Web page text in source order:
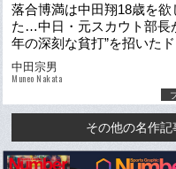
落合博満は中田翔18歳を欲
た…中日・元スカウト部長
年の深刻な貧打”を招いた
痛恨「間違っていた」
中田宗男
Muneo Nakata
その他の名作記